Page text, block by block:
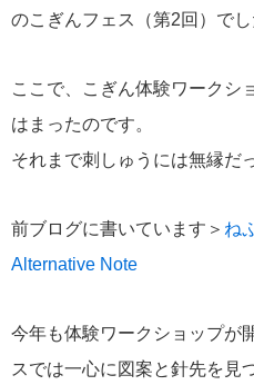
のこぎんフェス（第2回）でし
ここで、こぎん体験ワークシ
はまったのです。
それまで刺しゅうには無縁だ
前ブログに書いています＞ ね
Alternative Note
今年も体験ワークショップが
スでは一心に図案と針先を見